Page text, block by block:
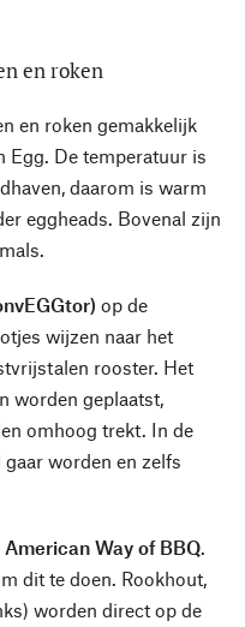
en roken
en roken gemakkelijk
Egg. De temperatuur is
daarom is warm
eggheads. Bovenal zijn
op de
wijzen naar het
rooster. Het
worden geplaatst,
omhoog trekt. In de
worden en zelfs
American Way of BBQ
dit te doen. Rookhout,
worden direct op de